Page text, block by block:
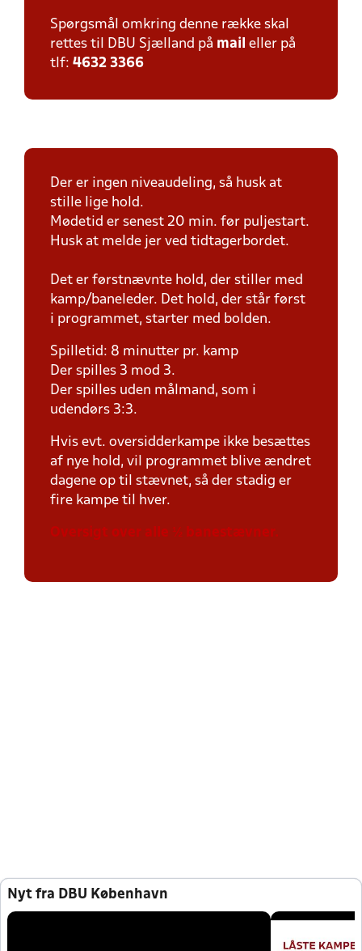
Spørgsmål omkring denne række skal
rettes til DBU Sjælland på mail eller på
tlf: 4632 3366
Der er ingen niveaudeling, så husk at
stille lige hold.
Mødetid er senest 20 min. før puljestart.
Husk at melde jer ved tidtagerbordet.
Det er førstnævnte hold, der stiller med
kamp/baneleder. Det hold, der står først
i programmet, starter med bolden.
Spilletid: 8 minutter pr. kamp
Der spilles 3 mod 3.
Der spilles uden målmand, som i
udendørs 3:3.
Hvis evt. oversidderkampe ikke besættes
af nye hold, vil programmet blive ændret
dagene op til stævnet, så der stadig er
fire kampe til hver.
Oversigt over alle ½ banestævner.
Nyt fra DBU København